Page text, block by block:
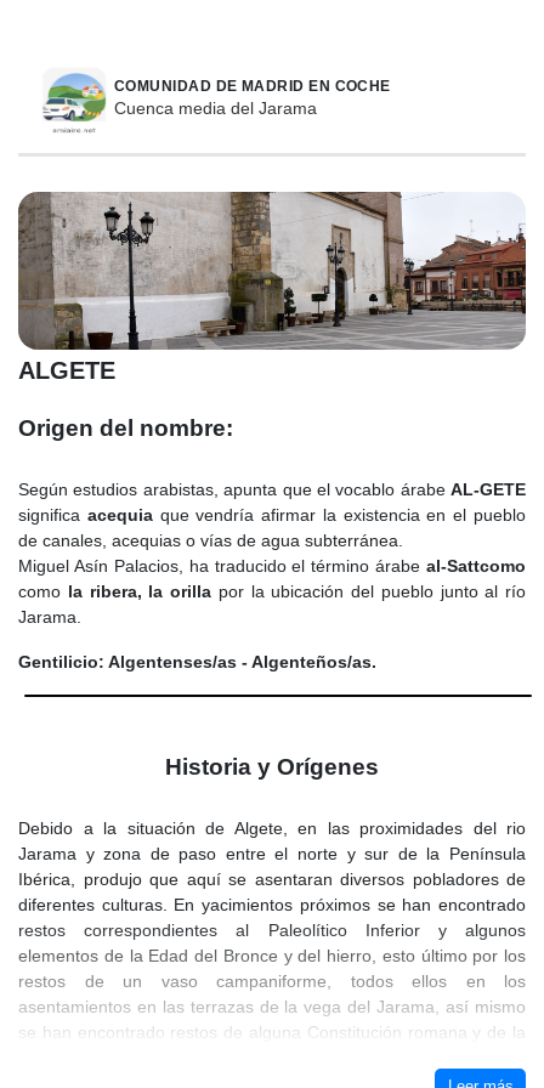
COMUNIDAD DE MADRID EN COCHE
Cuenca media del Jarama
ALGETE
Origen del nombre:
Según estudios arabistas, apunta que el vocablo árabe AL-GETE
significa acequiaque vendría afirmar la existencia en el pueblo
de canales, acequias o vías de agua subterránea.
Miguel Asín Palacios, ha traducido el término árabe al-Sattcomo
como la ribera, la orilla por la ubicación del pueblo junto al río
Jarama.
Gentilicio: Algentenses/as - Algenteños/as.
Historia y Orígenes
Debido a la situación de Algete, en las proximidades del rio
Jarama y zona de paso entre el norte y sur de la Península
Ibérica, produjo que aquí se asentaran diversos pobladores de
diferentes culturas. En yacimientos próximos se han encontrado
restos correspondientes al Paleolítico Inferior y algunos
elementos de la Edad del Bronce y del hierro, esto último por los
restos de un vaso campaniforme, todos ellos en los
asentamientos en las terrazas de la vega del Jarama, así mismo
se han encontrado restos de alguna Constitución romana y de la